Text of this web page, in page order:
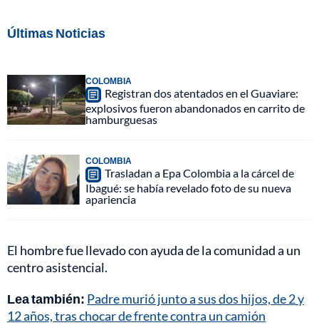
Últimas Noticias
COLOMBIA
Registran dos atentados en el Guaviare:
explosivos fueron abandonados en carrito de
hamburguesas
COLOMBIA
Trasladan a Epa Colombia a la cárcel de
Ibagué: se había revelado foto de su nueva
apariencia
El hombre fue llevado con ayuda de la comunidad a un
centro asistencial.
Lea también: Padre murió junto a sus dos hijos, de 2 y
12 años, tras chocar de frente contra un camión